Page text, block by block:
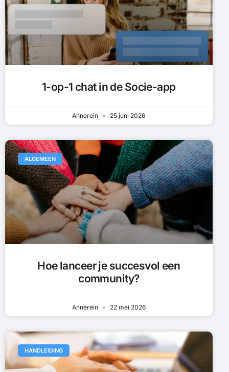
1-op-1 chat in de Socie-app
Annerein 25 juni 2026
ALGEMEEN
Hoe lanceer je succesvol een
community?
Annerein 22 mei 2026
HANDLEIDING